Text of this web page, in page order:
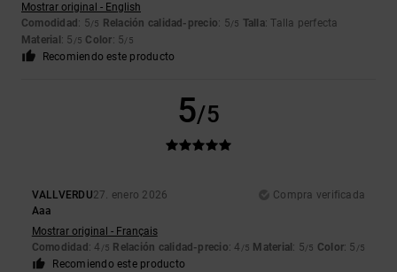
Mostrar original - English
Comodidad : 5/5 Relación calidad-precio: 5/5 Talla: Talla perfecta
Material : 5 /5 Color: 5/5
Recomiendo este producto
5/5
VALLVERDU27. enero 2026
Compra verificada
Aaa
Mostrar original - Français
Comodidad : 4 /5 Relación calidad-precio: 4 /5 Material : 5/5 Color: 5 /5
Recomiendo este producto